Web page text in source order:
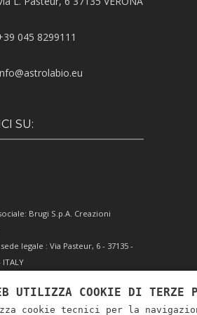
045 8299111
SU:
Brugi S.p.A. Creazioni
legale : Via Pasteur, 6 - 37135 -
ITALY
e Iscrizione Reg. Impr. Verona
1
UTILIZZA COOKIE DI TERZE
cookie tecnici per la